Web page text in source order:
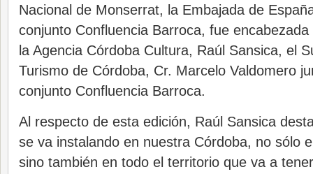
Nacional de Monserrat, la Embajada de
conjunto Confluencia Barroca, fue
la Agencia Córdoba Cultura, Raúl Sansica, el
Turismo de Córdoba, Cr. Marcelo Valdomero
conjunto Confluencia Barroca.
Al respecto de esta edición, Raúl Sansica
se va instalando en nuestra Córdoba, no sólo
sino también en todo el territorio que va a